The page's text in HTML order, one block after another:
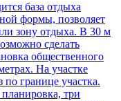
база отдыха
формы, позволяет
зону отдыха. В 30 м
сделать
общественного
На участке
по границе участка.
три